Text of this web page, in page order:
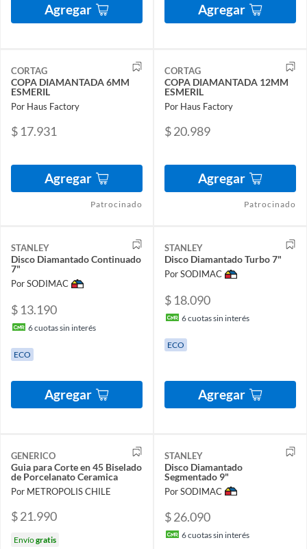
Agregar Agregar
CORTAG
COPA DIAMANTADA 6MM
ESMERIL
Por Haus Factory
$ 17.931
Agregar
Patrocinado
CORTAG
COPA DIAMANTADA 12MM
ESMERIL
Por Haus Factory
$ 20.989
Agregar
Patrocinado
STANLEY
Disco Diamantado Continuado
7"
Por SODIMAC
$ 13.190
6cuotas sin interés
ECO
Agregar
STANLEY
Disco Diamantado Turbo 7"
Por SODIMAC
$ 18.090
6cuotas sin interés
ECO
Agregar
GENERICO
Guia para Corte en 45 Biselado
de Porcelanato Ceramica
Por METROPOLIS CHILE
$ 21.990
Envíogratis
STANLEY
Disco Diamantado
Segmentado 9"
Por SODIMAC
$ 26.090
6cuotas sin interés